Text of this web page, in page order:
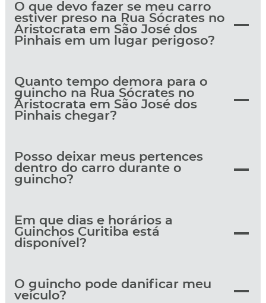
O que devo fazer se meu carro
estiver preso na Rua Sócrates no
Aristocrata em São José dos
Pinhais em um lugar perigoso?
Quanto tempo demora para o
guincho na Rua Sócrates no
Aristocrata em São José dos
Pinhais chegar?
Posso deixar meus pertences
dentro do carro durante o
guincho?
Em que dias e horários a
Guinchos Curitiba está
disponível?
O guincho pode danificar meu
veículo?